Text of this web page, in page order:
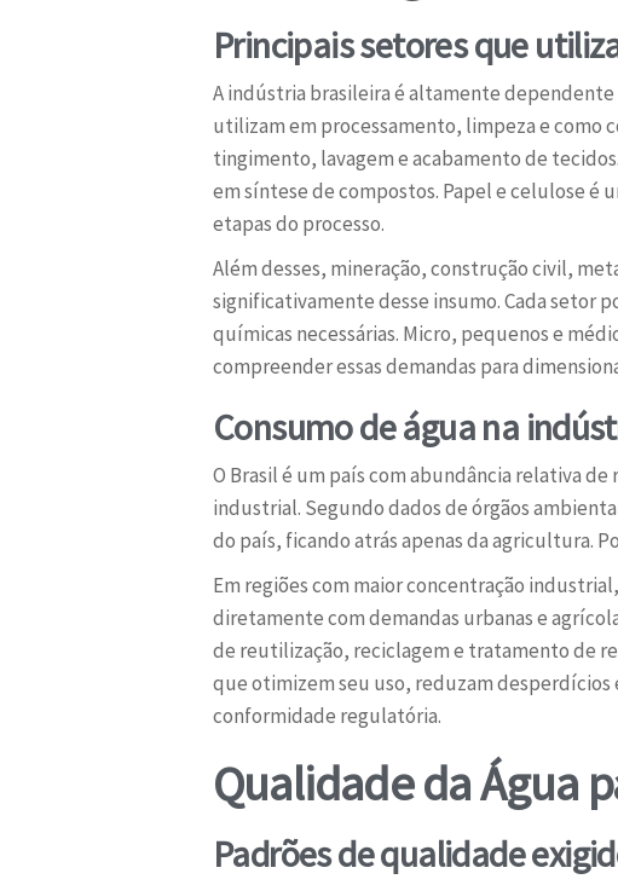
Principais setores que
A indústria brasileira é altamente
utilizam em processamento, limpeza e como
tingimento, lavagem e acabamento de
em síntese de compostos. Papel e celulose é
etapas do processo.
Além desses, mineração, construção civil,
significativamente desse insumo. Cada setor
químicas necessárias. Micro, pequenos e
compreender essas demandas para
Consumo de água na
O Brasil é um país com abundância relativa
industrial. Segundo dados de órgãos
do país, ficando atrás apenas da agricultura.
Em regiões com maior concentração
diretamente com demandas urbanas e
de reutilização, reciclagem e tratamento de
que otimizem seu uso, reduzam
conformidade regulatória.
Qualidade da Água
Padrões de qualidade